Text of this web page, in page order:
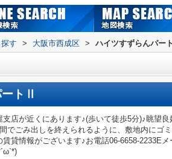
す > 大阪市西成区 > ハイツすずらんパー
トⅡ
店が近くにあります♪(歩いて徒歩5分)♪眺望
でごみ出しを終えられるように、敷地内にゴ
貸情報がございます♪お電話06-6658-2233E